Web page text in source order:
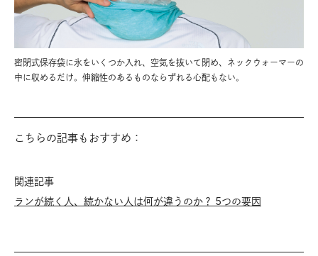
密閉式保存袋に氷をいくつか入れ、空気を抜いて閉め、ネックウォーマーの
中に収めるだけ。伸縮性のあるものならずれる心配もない。
こちらの記事もおすすめ：
関連記事
ランが続く人、続かない人は何が違うのか？ 5つの要因